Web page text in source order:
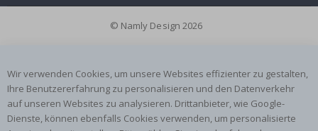
© Namly Design 2026
Wir verwenden Cookies, um unsere Websites effizienter zu gestalten,
Ihre Benutzererfahrung zu personalisieren und den Datenverkehr
auf unseren Websites zu analysieren. Drittanbieter, wie Google-
Dienste, können ebenfalls Cookies verwenden, um personalisierte